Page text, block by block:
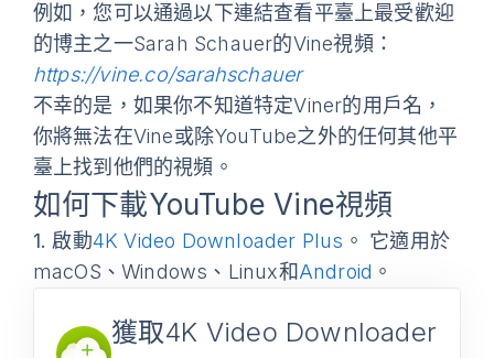
例如，您可以通過以下連結查看平臺上最受歡迎
的博主之一Sarah Schauer的Vine視頻：
https://vine.co/sarahschauer
不幸的是，如果你不知道特定Viner的用戶名，
你將無法在Vine或除YouTube之外的任何其他平
臺上找到他們的視頻。
如何下載YouTube Vine視頻
1. 啟動4K Video Downloader Plus 。 它適用於
macOS、Windows、Linux和Android 。
獲取4K Video Downloader